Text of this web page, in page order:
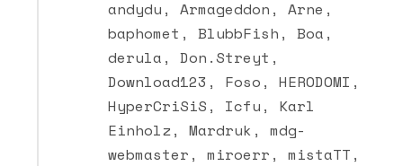
andydu, Armageddon, Arne,
baphomet, BlubbFish, Boa,
derula, Don.Streyt,
Download123, Foso, HERODOMI,
HyperCriSiS, Icfu, Karl
Einholz, Mardruk, mdg-
webmaster, miroerr, mistaTT,